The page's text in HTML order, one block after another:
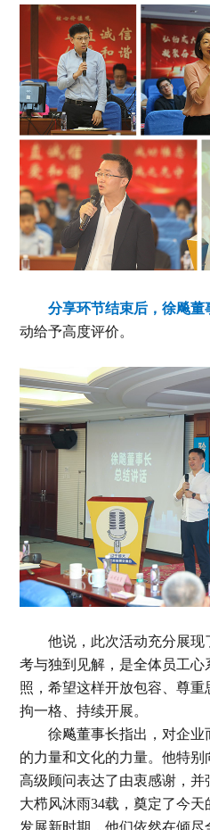
分享环节结束后，徐飚董
动给予高度评价。
他说，此次活动充分展
考与独到见解，是全体员工
照，希望这样开放包容、尊
拘一格、持续开展。
徐飚董事长指出，对企
的力量和文化的力量。他特
高级顾问表达了由衷感谢，
大栉风沐雨34载，奠定了今
发展新时期，他们依然在倾